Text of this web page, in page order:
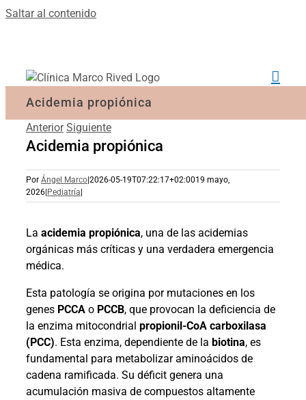
Saltar al contenido
Acidemia propiónica
Anterior Siguiente
Acidemia propiónica
Por Ángel Marco 2026-05-19T07:22:17+02:0019 mayo,
2026 Pediatría
La acidemia propiónica, una de las acidemias
orgánicas más críticas y una verdadera emergencia
médica.
Esta patología se origina por mutaciones en los
genes PCCAo PCCB, que provocan la deficiencia de
la enzima mitocondrial propionil-CoA carboxilasa
(PCC). Esta enzima, dependiente de la biotina, es
fundamental para metabolizar aminoácidos de
cadena ramificada. Su déficit genera una
acumulación masiva de compuestos altamente